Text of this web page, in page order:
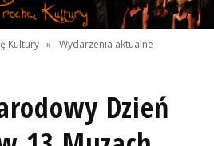
Kultury » Wydarzenia aktualne
Dzień